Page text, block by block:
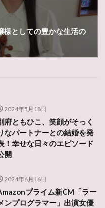
様としての豊かな生活の
2024年5月18日
府ともひこ、笑顔がそっく
なパートナーとの結婚を発
！幸せな日々のエピソード
開
2024年6月16日
プライム新CM「ラー
ンプログラマー」出演女優